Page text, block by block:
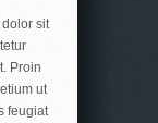
dolor sit
Proin
ut
feugiat